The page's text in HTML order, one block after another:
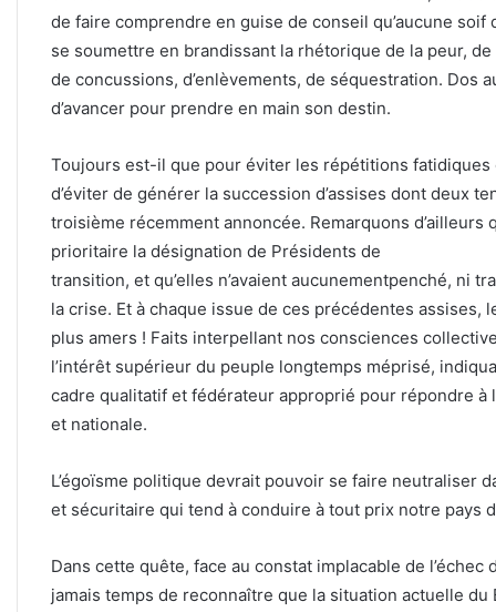
de faire comprendre en guise de conseil qu’aucune
se soumettre en brandissant la rhétorique de la peur,
de concussions, d’enlèvements, de séquestration. Dos
d’avancer pour prendre en main son destin.
Toujours est-il que pour éviter les répétitions fatidiques
d’éviter de générer la succession d’assises dont deux
troisième récemment annoncée. Remarquons
prioritaire la désignation de Présidents de
transition, et qu’elles n’avaient aucunementpenché, ni
la crise. Et à chaque issue de ces précédentes assises,
plus amers ! Faits interpellant nos consciences
l’intérêt supérieur du peuple longtemps méprisé,
cadre qualitatif et fédérateur approprié pour répondre
et nationale.
L’égoïsme politique devrait pouvoir se faire neutraliser
et sécuritaire qui tend à conduire à tout prix notre pays
Dans cette quête, face au constat implacable de
jamais temps de reconnaître que la situation actuelle du